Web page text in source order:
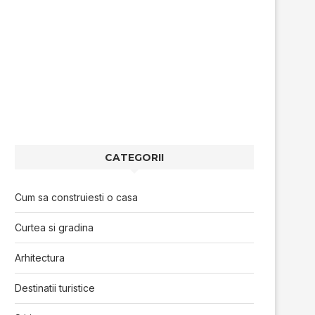
CATEGORII
Cum sa construiesti o casa
Curtea si gradina
Arhitectura
Destinatii turistice